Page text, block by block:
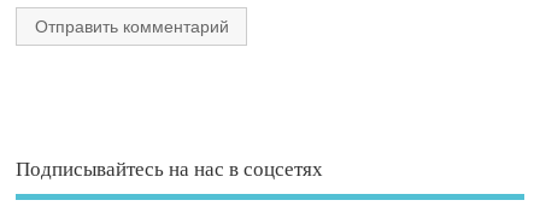
Подписывайтесь на нас в соцсетях